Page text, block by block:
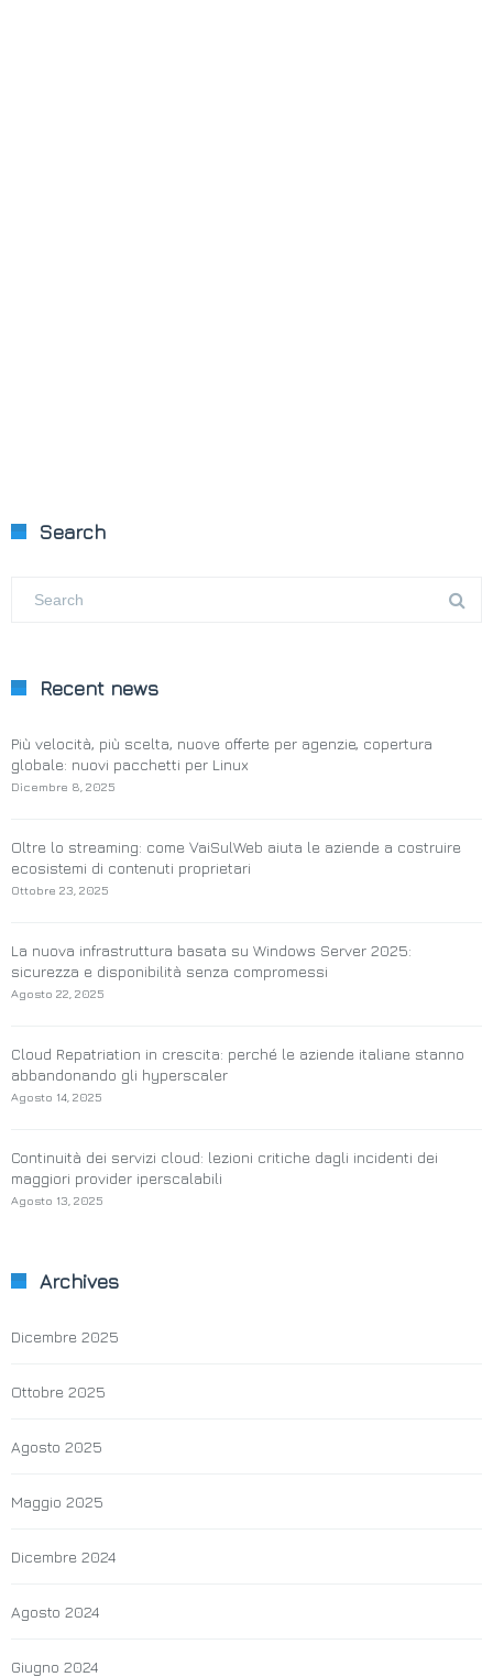
Search
Recent news
Più velocità, più scelta, nuove offerte per agenzie, copertura
globale: nuovi pacchetti per Linux
Dicembre 8, 2025
Oltre lo streaming: come VaiSulWeb aiuta le aziende a costruire
ecosistemi di contenuti proprietari
Ottobre 23, 2025
La nuova infrastruttura basata su Windows Server 2025:
sicurezza e disponibilità senza compromessi
Agosto 22, 2025
Cloud Repatriation in crescita: perché le aziende italiane stanno
abbandonando gli hyperscaler
Agosto 14, 2025
Continuità dei servizi cloud: lezioni critiche dagli incidenti dei
maggiori provider iperscalabili
Agosto 13, 2025
Archives
Dicembre 2025
Ottobre 2025
Agosto 2025
Maggio 2025
Dicembre 2024
Agosto 2024
Giugno 2024